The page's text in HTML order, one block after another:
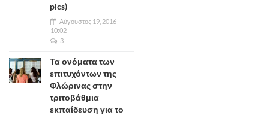
pics)
Αύγουστος 19, 2016
10:02
3
Τα ονόματα των
επιτυχόντων της
Φλώρινας στην
τριτοβάθμια
εκπαίδευση για το